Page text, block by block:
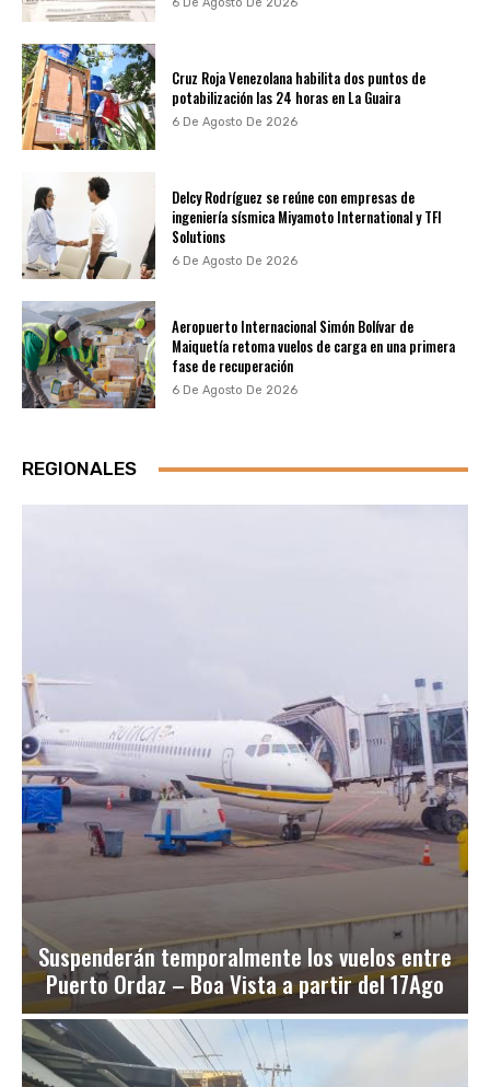
Cruz Roja Venezolana habilita dos puntos de
potabilización las 24 horas en La Guaira
6 De Agosto De 2026
Delcy Rodríguez se reúne con empresas de
ingeniería sísmica Miyamoto International y TFI
Solutions
6 De Agosto De 2026
Aeropuerto Internacional Simón Bolívar de
Maiquetía retoma vuelos de carga en una primera
fase de recuperación
6 De Agosto De 2026
REGIONALES
Suspenderán temporalmente los vuelos entre
Puerto Ordaz – Boa Vista a partir del 17Ago